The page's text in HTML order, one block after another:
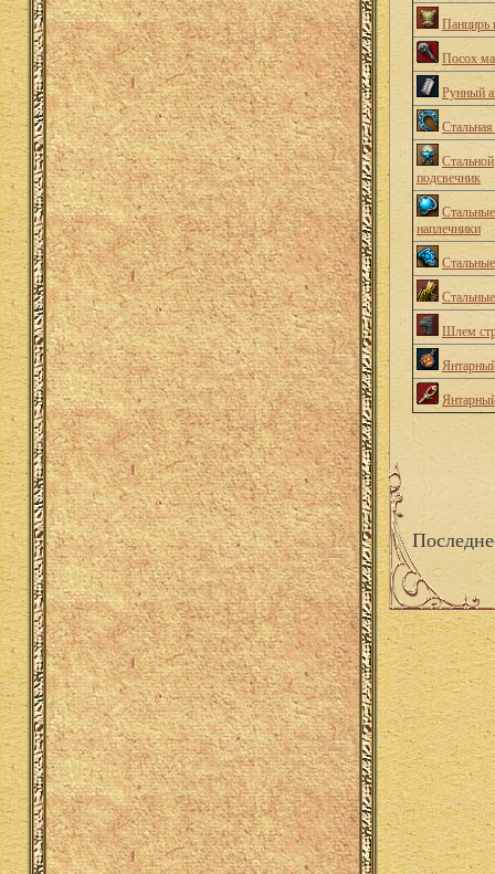
Панцирь
Посох
Рунный
Стальной
подсвечник
Стальные
наплечники
Шлем